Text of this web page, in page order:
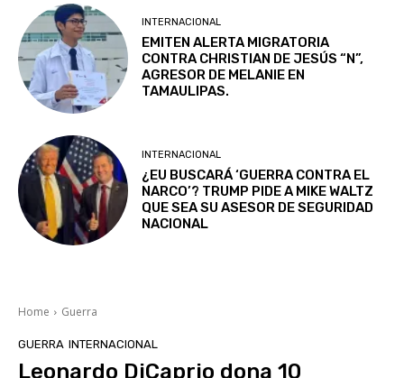
INTERNACIONAL
EMITEN ALERTA MIGRATORIA
CONTRA CHRISTIAN DE JESÚS “N”,
AGRESOR DE MELANIE EN
TAMAULIPAS.
INTERNACIONAL
¿EU BUSCARÁ ‘GUERRA CONTRA EL
NARCO’? TRUMP PIDE A MIKE WALTZ
QUE SEA SU ASESOR DE SEGURIDAD
NACIONAL